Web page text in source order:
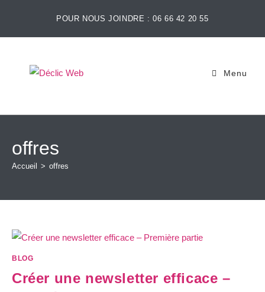
POUR NOUS JOINDRE : 06 66 42 20 55
Menu
offres
Accueil > offres
BLOG
Créer une newsletter efficace –